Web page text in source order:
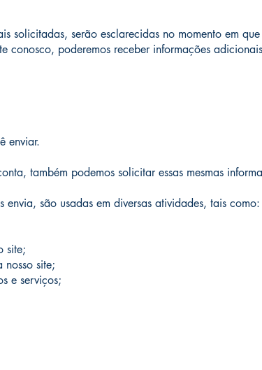
solicitadas, serão esclarecidas no momento em
conosco, poderemos receber informações
enviar.
também podemos solicitar essas mesmas
envia, são usadas em diversas atividades, tais como:
site;
site;
e serviços;